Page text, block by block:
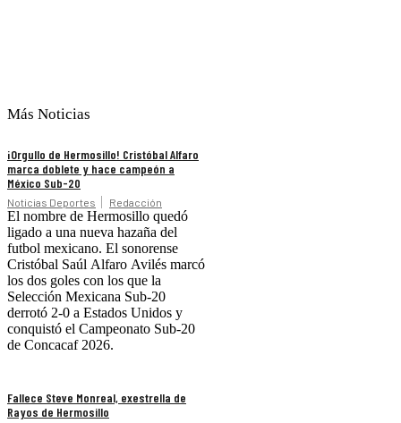
Más Noticias
¡Orgullo de Hermosillo! Cristóbal Alfaro
marca doblete y hace campeón a
México Sub-20
Noticias Deportes Redacción
El nombre de Hermosillo quedó
ligado a una nueva hazaña del
futbol mexicano. El sonorense
Cristóbal Saúl Alfaro Avilés marcó
los dos goles con los que la
Selección Mexicana Sub-20
derrotó 2-0 a Estados Unidos y
conquistó el Campeonato Sub-20
de Concacaf 2026.
Fallece Steve Monreal, exestrella de
Rayos de Hermosillo